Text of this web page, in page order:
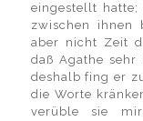
eingestellt
zwischen ihnen
aber nicht Zeit
daß Agathe
deshalb fing er
die Worte
verüble sie